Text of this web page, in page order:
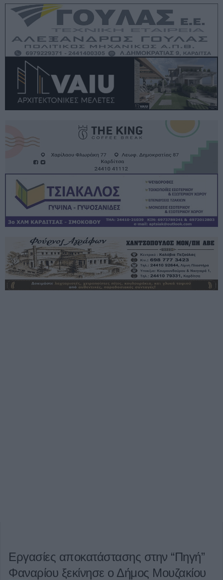
Εργασίες αποκατάστασης στην “Πηγή”
Φαναρίου ξεκίνησε ο Δήμος Μουζακίου